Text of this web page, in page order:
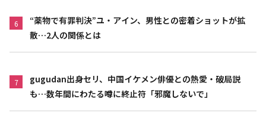
6
“薬物で有罪判決”ユ・アイン、男性との密着ショットが拡
散…2人の関係とは
7
gugudan出身セリ、中国イケメン俳優との熱愛・破局説
も…数年間にわたる噂に終止符「邪魔しないで」